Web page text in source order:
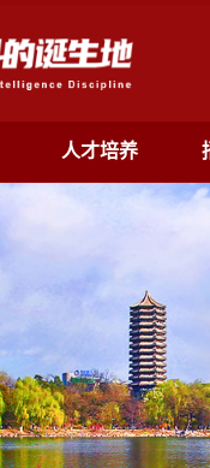
人才培养